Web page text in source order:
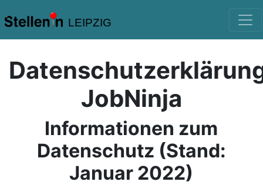
LEIPZIG
JobNinja
Informationen zum
Datenschutz (Stand:
Januar 2022)